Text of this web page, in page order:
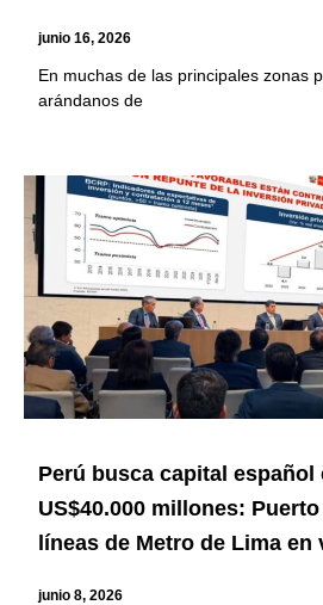
junio 16, 2026
En muchas de las principales zonas
arándanos de
Perú busca capital español
US$40.000 millones:
líneas de Metro de Lima en
junio 8, 2026